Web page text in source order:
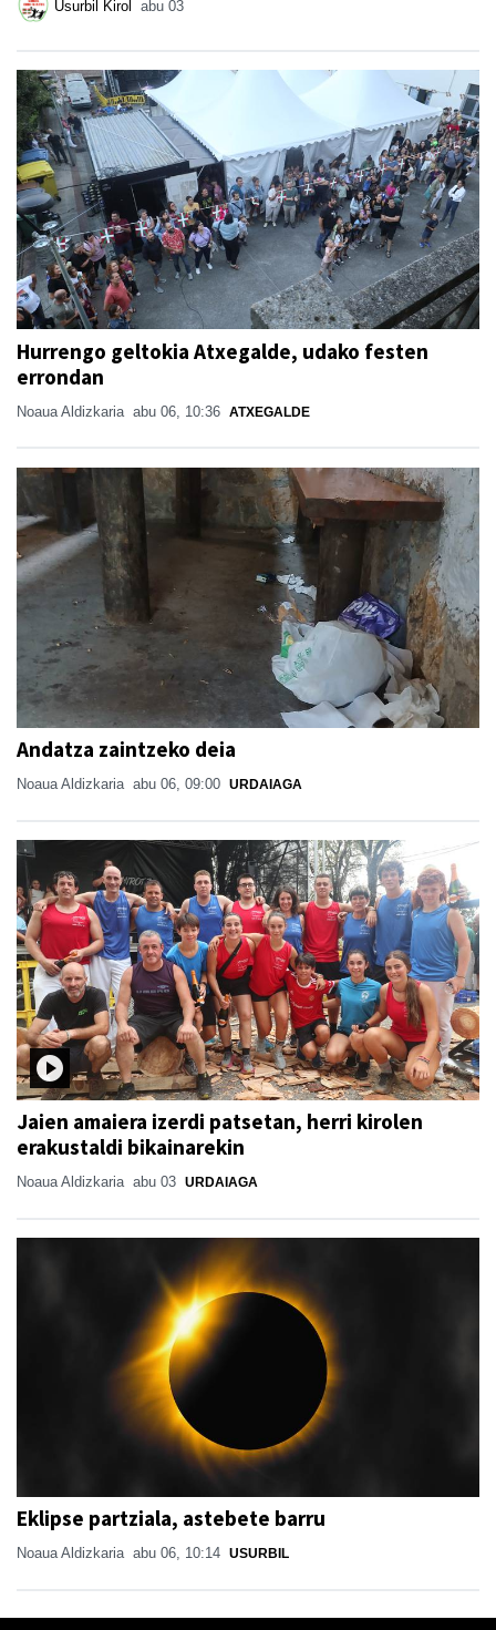
Usurbil Kirol abu 03
Hurrengo geltokia Atxegalde, udako festen
errondan
Noaua Aldizkaria abu 06, 10:36 ATXEGALDE
Andatza zaintzeko deia
Noaua Aldizkaria abu 06, 09:00 URDAIAGA
Jaien amaiera izerdi patsetan, herri kirolen
erakustaldi bikainarekin
Noaua Aldizkaria abu 03 URDAIAGA
Eklipse partziala, astebete barru
Noaua Aldizkaria abu 06, 10:14 USURBIL